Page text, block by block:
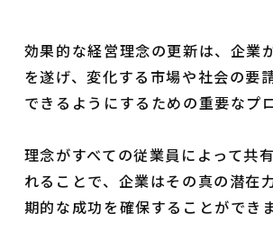
効果的な経営理念の更新は、企業
を遂げ、変化する市場や社会の要
できるようにするための重要なプ
理念がすべての従業員によって共
れることで、企業はその真の潜在
期的な成功を確保することができま